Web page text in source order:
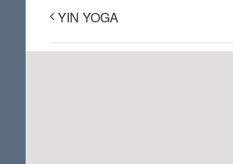
YIN YOGA